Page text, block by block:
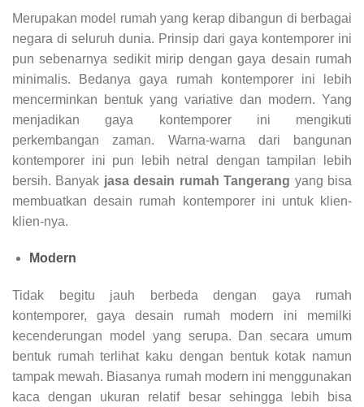
Merupakan model rumah yang kerap dibangun di berbagai
negara di seluruh dunia. Prinsip dari gaya kontemporer ini
pun sebenarnya sedikit mirip dengan gaya desain rumah
minimalis. Bedanya gaya rumah kontemporer ini lebih
mencerminkan bentuk yang variative dan modern. Yang
menjadikan gaya kontemporer ini mengikuti
perkembangan zaman. Warna-warna dari bangunan
kontemporer ini pun lebih netral dengan tampilan lebih
bersih. Banyak jasa desain rumah Tangerang yang bisa
membuatkan desain rumah kontemporer ini untuk klien-
klien-nya.
Modern
Tidak begitu jauh berbeda dengan gaya rumah
kontemporer, gaya desain rumah modern ini memilki
kecenderungan model yang serupa. Dan secara umum
bentuk rumah terlihat kaku dengan bentuk kotak namun
tampak mewah. Biasanya rumah modern ini menggunakan
kaca dengan ukuran relatif besar sehingga lebih bisa